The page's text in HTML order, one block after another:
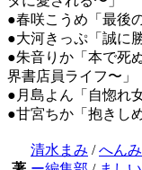
●春咲こうめ「最後
●大河きっぷ「誠に
●朱音りか「本で死
界書店員ライフ〜
●月島よん「自惚れ
●甘宮ちか「抱きし
清水まみ /へん